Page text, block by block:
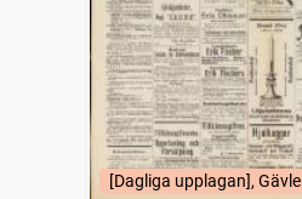
[Dagliga upplagan], Gävle